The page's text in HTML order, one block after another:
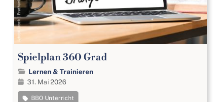
Spielplan 360 Grad
Lernen & Trainieren
31. Mai 2026
BBO Unterricht